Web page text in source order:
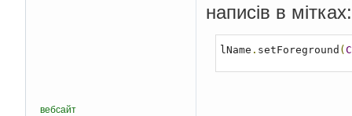
написів в мітках:
lName . setForeground (
вебсайт